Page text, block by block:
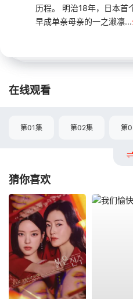
历程。 明治18年，日本首
早成单亲母亲的一之濑凛...
在线观看
第01集 第02集 第
猜你喜欢